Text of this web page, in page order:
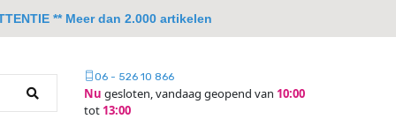
06 - 526 10 866
Nu gesloten, vandaag geopend van 10:00
tot 13:00
** Meer dan 2.000 artikelen